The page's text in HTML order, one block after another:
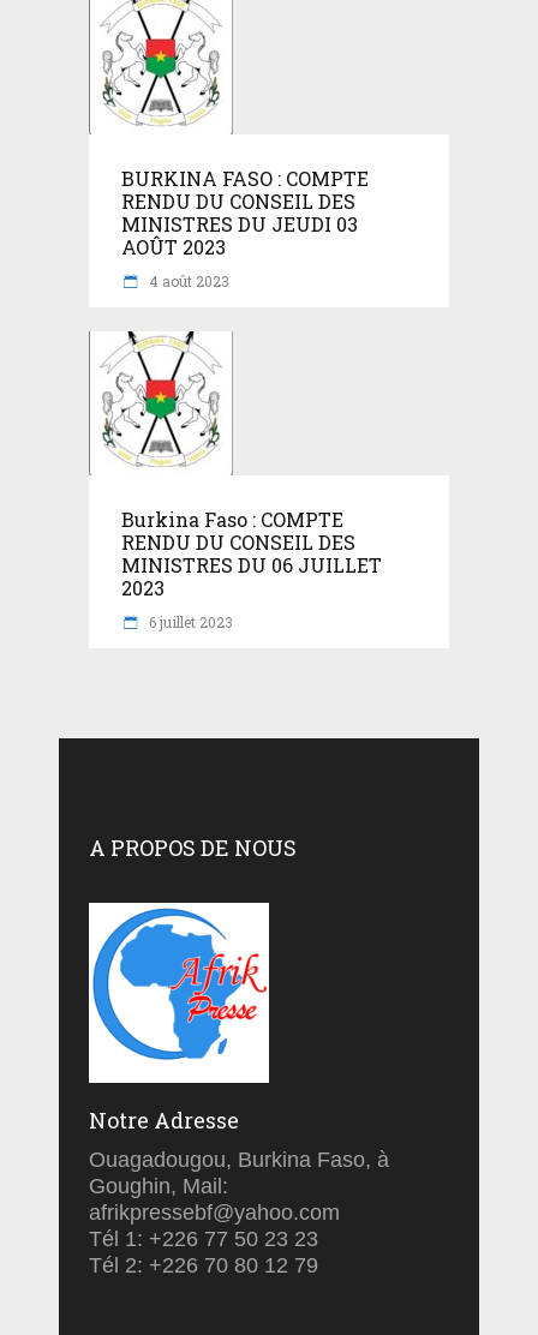
BURKINA FASO : COMPTE
RENDU DU CONSEIL DES
MINISTRES DU JEUDI 03
AOÛT 2023
4 août 2023
Burkina Faso : COMPTE
RENDU DU CONSEIL DES
MINISTRES DU 06 JUILLET
2023
6 juillet 2023
A PROPOS DE NOUS
Notre Adresse
Ouagadougou, Burkina Faso, à
Goughin, Mail:
afrikpressebf@yahoo.com
Tél 1: +226 77 50 23 23
Tél 2: +226 70 80 12 79